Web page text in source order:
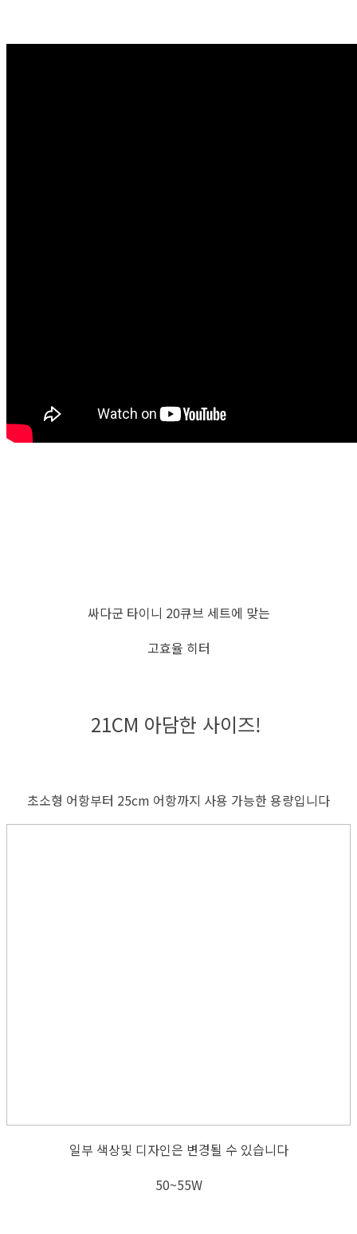
싸다군 타이니 20큐브 세트에 맞는
고효율 히터
21CM 아담한 사이즈!
초소형 어항부터 25cm 어항까지 사용 가능한 용량입니다
일부 색상및 디자인은 변경될 수 있습니다
50~55W